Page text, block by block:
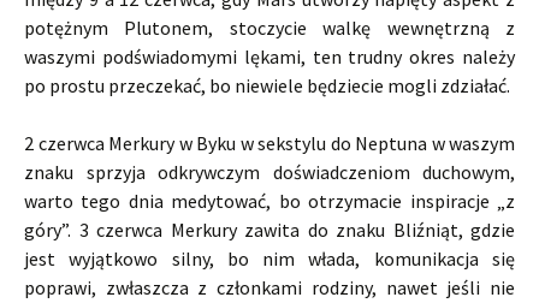
potężnym Plutonem, stoczycie walkę wewnętrzną z
waszymi podświadomymi lękami, ten trudny okres należy
po prostu przeczekać, bo niewiele będziecie mogli zdziałać.
2 czerwca Merkury w Byku w sekstylu do Neptuna w waszym
znaku sprzyja odkrywczym doświadczeniom duchowym,
warto tego dnia medytować, bo otrzymacie inspiracje „z
góry”. 3 czerwca Merkury zawita do znaku Bliźniąt, gdzie
jest wyjątkowo silny, bo nim włada, komunikacja się
poprawi, zwłaszcza z członkami rodziny, nawet jeśli nie